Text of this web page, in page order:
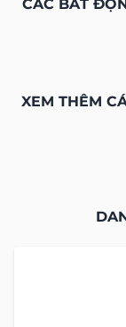
CÁC BẤT
XEM THÊM